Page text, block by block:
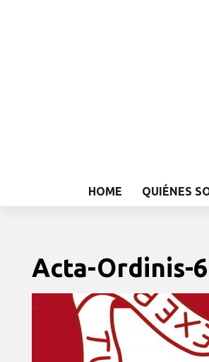
HOME QUIÉNES
Acta-Ordinis-